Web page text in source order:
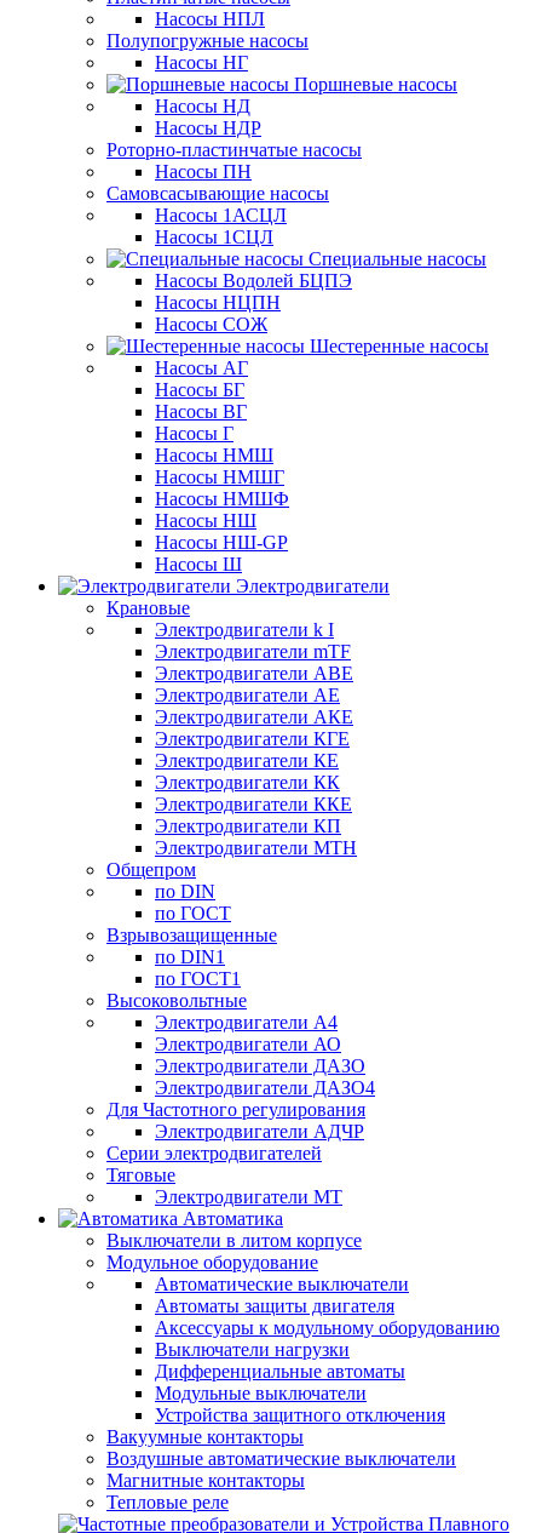
Насосы НПЛ
Полупогружные насосы
Насосы НГ
Поршневые насосы
Насосы НД
Насосы НДР
Роторно-пластинчатые насосы
Насосы ПН
Самовсасывающие насосы
Насосы 1АСЦЛ
Насосы 1СЦЛ
Специальные насосы
Насосы Водолей БЦПЭ
Насосы НЦПН
Насосы СОЖ
Шестеренные насосы
Насосы АГ
Насосы БГ
Насосы ВГ
Насосы Г
Насосы НМШ
Насосы НМШГ
Насосы НМШФ
Насосы НШ
Насосы НШ-GP
Насосы Ш
Электродвигатели
Крановые
Электродвигатели k I
Электродвигатели mTF
Электродвигатели АВЕ
Электродвигатели АЕ
Электродвигатели АКЕ
Электродвигатели КГЕ
Электродвигатели КЕ
Электродвигатели КК
Электродвигатели ККЕ
Электродвигатели КП
Электродвигатели МТН
Общепром
по DIN
по ГОСТ
Взрывозащищенные
по DIN1
по ГОСТ1
Высоковольтные
Электродвигатели А4
Электродвигатели АО
Электродвигатели ДАЗО
Электродвигатели ДАЗО4
Для Частотного регулирования
Электродвигатели АДЧР
Серии электродвигателей
Тяговые
Электродвигатели МТ
Автоматика
Выключатели в литом корпусе
Модульное оборудование
Автоматические выключатели
Автоматы защиты двигателя
Аксессуары к модульному оборудованию
Выключатели нагрузки
Дифференциальные автоматы
Модульные выключатели
Устройства защитного отключения
Вакуумные контакторы
Воздушные автоматические выключатели
Магнитные контакторы
Тепловые реле